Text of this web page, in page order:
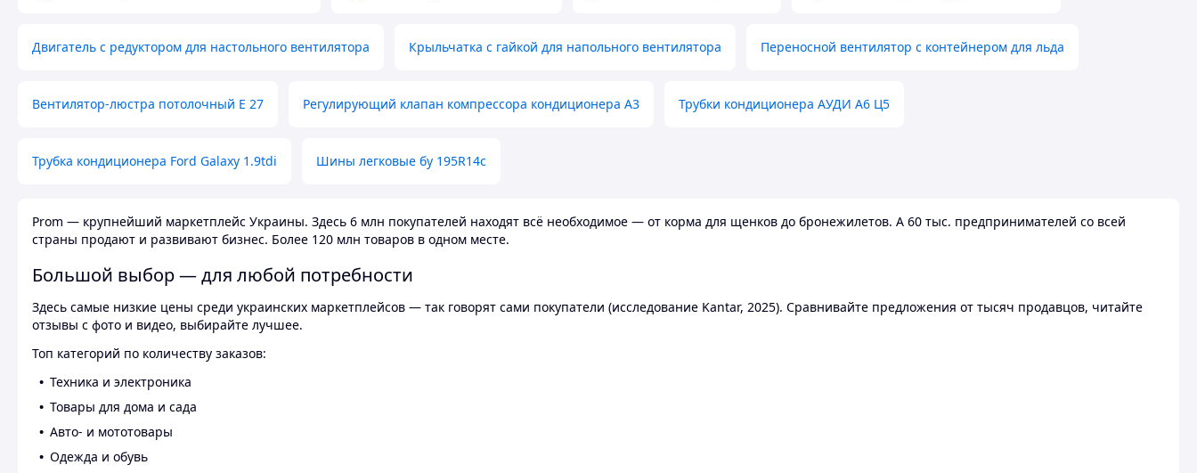
Двигатель с редуктором для настольного вентилятора Крыльчатка с гайкой для напольного вентилятора Переносной вентилятор с контейнером для льда
Вентилятор-люстра потолочный E 27 Регулирующий клапан компрессора кондиционера А3 Трубки кондиционера АУДИ А6 Ц5
Трубка кондиционера Ford Galaxy 1.9tdi Шины легковые бу 195R14c
Prom — крупнейший маркетплейс Украины. Здесь 6 млн покупателей находят всё необходимое — от корма для щенков до бронежилетов. А 60 тыс. предпринимателей со всей
страны продают и развивают бизнес. Более 120 млн товаров в одном месте.
Большой выбор — для любой потребности
Здесь самые низкие цены среди украинских маркетплейсов — так говорят сами покупатели (исследование Kantar, 2025). Сравнивайте предложения от тысяч продавцов, читайте
отзывы с фото и видео, выбирайте лучшее.
Топ категорий по количеству заказов:
Техника и электроника
Товары для дома и сада
Авто- и мототовары
Одежда и обувь